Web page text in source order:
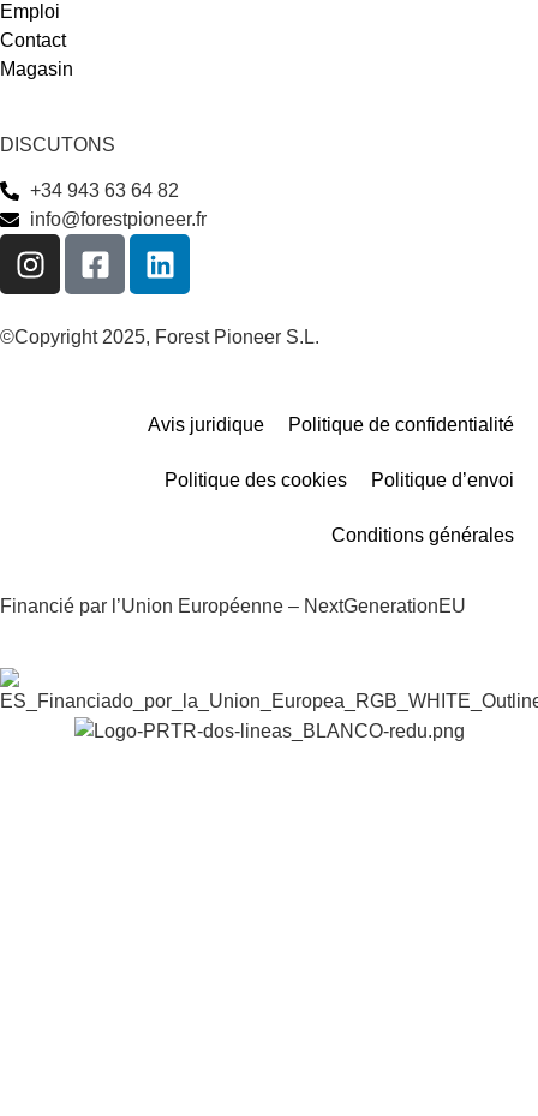
Emploi
Contact
Magasin
DISCUTONS
+34 943 63 64 82
info@forestpioneer.fr
©Copyright 2025, Forest Pioneer S.L.
Avis juridique Politique de confidentialité
Politique des cookies Politique d’envoi
Conditions générales
Financié par l’Union Européenne – NextGenerationEU